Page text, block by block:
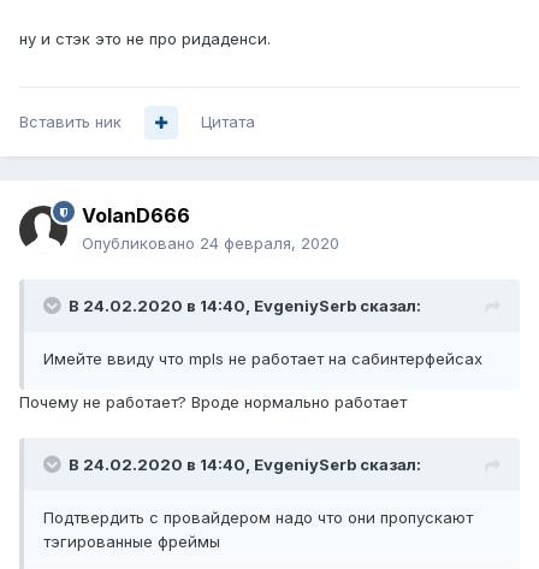
ну и стэк это не про ридаденси.
Вставить ник Цитата
VolanD666
Опубликовано 24 февраля, 2020
В 24.02.2020 в 14:40, EvgeniySerb сказал:
Имейте ввиду что mpls не работает на сабинтерфейсах
Почему не работает? Вроде нормально работает
В 24.02.2020 в 14:40, EvgeniySerb сказал:
Подтвердить с провайдером надо что они пропускают
тэгированные фреймы